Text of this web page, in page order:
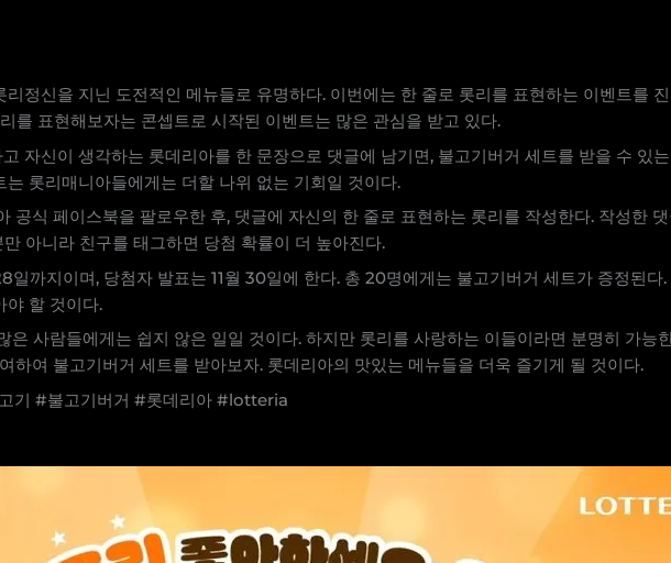
정신을 지닌 도전적인 메뉴들로 유명하다. 이번에는 한 줄로 롯리를 표현하는 이벤트를
를 표현해보자는 콘셉트로 시작된 이벤트는 많은 관심을 받고 있다.
자신이 생각하는 롯데리아를 한 문장으로 댓글에 남기면, 불고기버거 세트를 받을 수 있
롯리매니아들에게는 더할 나위 없는 기회일 것이다.
공식 페이스북을 팔로우한 후, 댓글에 자신의 한 줄로 표현하는 롯리를 작성한다. 작성한
아니라 친구를 태그하면 당첨 확률이 더 높아진다.
일까지이며, 당첨자 발표는 11월 30일에 한다. 총 20명에게는 불고기버거 세트가 증정된다
야 할 것이다.
은 사람들에게는 쉽지 않은 일일 것이다. 하지만 롯리를 사랑하는 이들이라면 분명히 가능
하여 불고기버거 세트를 받아보자. 롯데리아의 맛있는 메뉴들을 더욱 즐기게 될 것이다.
기 #불고기버거 #롯데리아 #lotteria